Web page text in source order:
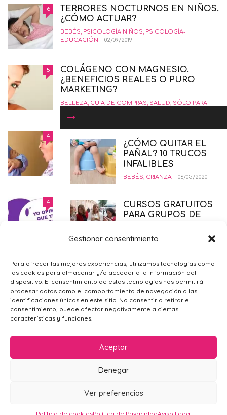
Gestionar consentimiento
Para ofrecer las mejores experiencias, utilizamos tecnologías como
las cookies para almacenar y/o acceder a la información del
dispositivo. El consentimiento de estas tecnologías nos permitirá
procesar datos como el comportamiento de navegación o las
identificaciones únicas en este sitio. No consentir o retirar el
consentimiento, puede afectar negativamente a ciertas
características y funciones.
Aceptar
Denegar
Ver preferencias
¿CÓMO QUITAR EL
PAÑAL? 10 TRUCOS
INFALIBLES
BEBÉS, CRIANZA 06/05/2020
CURSOS GRATUITOS
PARA GRUPOS DE
WHATSAPP
¿TAREAS
DOMÉSTICAS O
TIEMPO LIBRE?
CONSEJOS PARA
6
TERRORES NOCTURNOS EN NIÑOS.
¿CÓMO ACTUAR?
BEBÉS, PSICOLOGÍA NIÑOS, PSICOLOGÍA-
EDUCACIÓN
02/09/2019
5
COLÁGENO CON MAGNESIO.
¿BENEFICIOS REALES O PURO
MARKETING?
BELLEZA, GUIA DE COMPRAS, SALUD, SÓLO PARA
4
COMÓ CRIAR NIÑOS
INSORPOTABLES. LA GUÍA
DEFINITIVA.
EDUCANDO CON AMOR
EDUCACIÓN
12/02/2015
4
DERECHO AL ABORTO LEGAL
SEGURO Y GRATUITO
4 ¿POR QUÉ ME SIENTO TRISTE?
PSICOLOGÍA GENERAL,SÓLO PARA
MAMÁS
09/02/2016
POLÍTICA DE COOKIES (UE)
Mamá en Apuros 2024